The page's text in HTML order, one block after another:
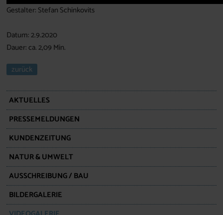
Gestalter: Stefan Schinkovits
Datum: 2.9.2020
Dauer: ca. 2,09 Min.
zurück
AKTUELLES
PRESSEMELDUNGEN
KUNDENZEITUNG
NATUR & UMWELT
AUSSCHREIBUNG / BAU
BILDERGALERIE